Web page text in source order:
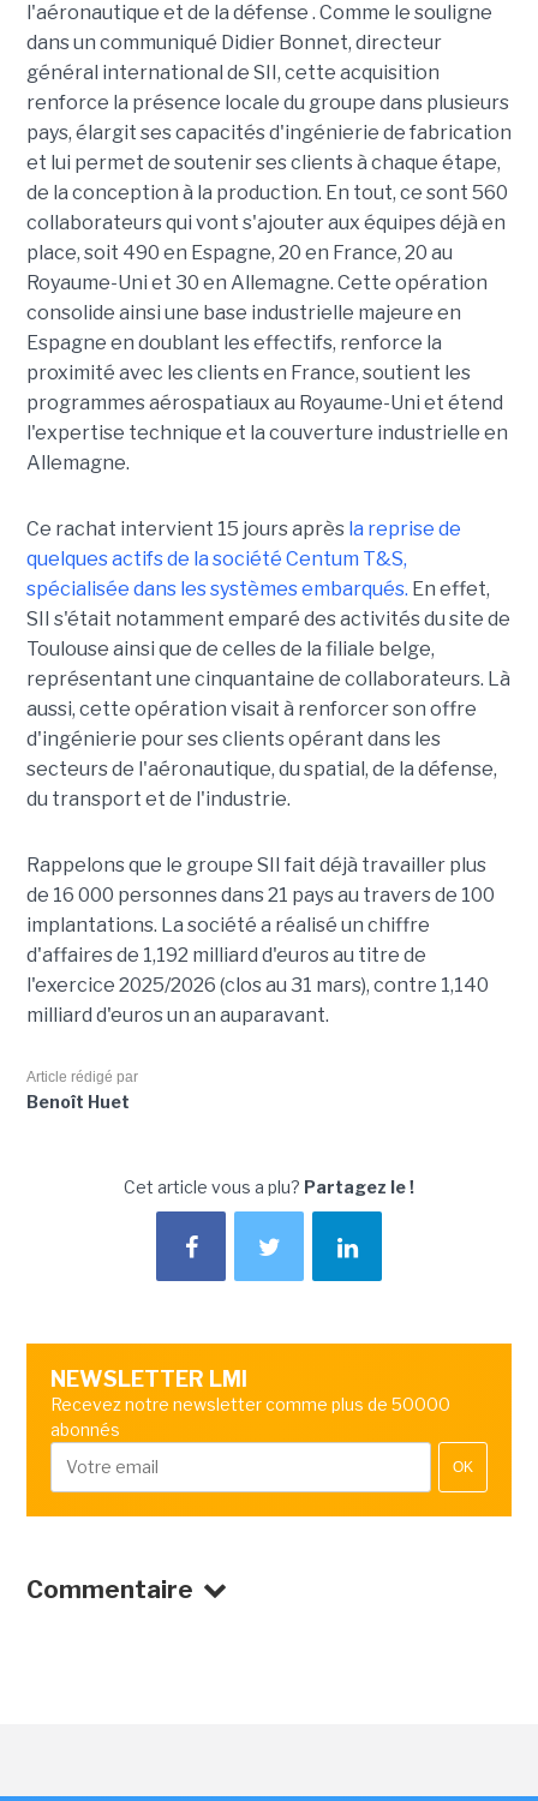
l'aéronautique et de la défense . Comme le souligne
dans un communiqué Didier Bonnet, directeur
général international de SII, cette acquisition
renforce la présence locale du groupe dans plusieurs
pays, élargit ses capacités d'ingénierie de fabrication
et lui permet de soutenir ses clients à chaque étape,
de la conception à la production. En tout, ce sont 560
collaborateurs qui vont s'ajouter aux équipes déjà en
place, soit 490 en Espagne, 20 en France, 20 au
Royaume-Uni et 30 en Allemagne. Cette opération
consolide ainsi une base industrielle majeure en
Espagne en doublant les effectifs, renforce la
proximité avec les clients en France, soutient les
programmes aérospatiaux au Royaume-Uni et étend
l'expertise technique et la couverture industrielle en
Allemagne.
Ce rachat intervient 15 jours après la reprise de
quelques actifs de la société Centum T&S,
spécialisée dans les systèmes embarqués. En effet,
SII s'était notamment emparé des activités du site de
Toulouse ainsi que de celles de la filiale belge,
représentant une cinquantaine de collaborateurs. Là
aussi, cette opération visait à renforcer son offre
d'ingénierie pour ses clients opérant dans les
secteurs de l'aéronautique, du spatial, de la défense,
du transport et de l'industrie.
Rappelons que le groupe SII fait déjà travailler plus
de 16 000 personnes dans 21 pays au travers de 100
implantations. La société a réalisé un chiffre
d'affaires de 1,192 milliard d'euros au titre de
l'exercice 2025/2026 (clos au 31 mars), contre 1,140
milliard d'euros un an auparavant.
Article rédigé par
Benoît Huet
Cet article vous a plu? Partagez le !
NEWSLETTER LMI
Recevez notre newsletter comme plus de 50000
abonnés
OK
Commentaire